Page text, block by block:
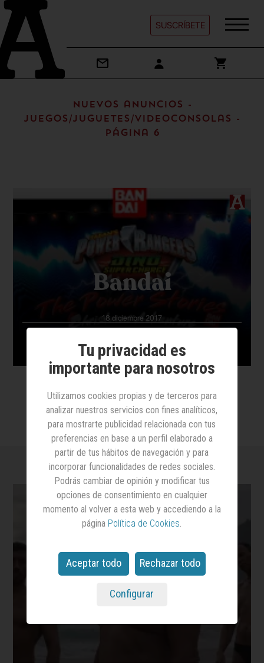
SUSCRÍBETE
Nuevos anuncios -
Juegos/Juguetes/Videoconsolas -
Página 6
Bandai
18 diciembre 2017
Anunciante: Bandai
Producto:
Tu privacidad es
importante para nosotros
Utilizamos cookies propias y de terceros para
analizar nuestros servicios con fines analíticos,
para mostrarte publicidad relacionada con tus
preferencias en base a un perfil elaborado a
partir de tus hábitos de navegación y para
incorporar funcionalidades de redes sociales.
Podrás cambiar de opinión y modificar tus
opciones de consentimiento en cualquier
momento al volver a esta web y accediendo a la
página Política de Cookies
Aceptar todo Rechazar todo
Configurar